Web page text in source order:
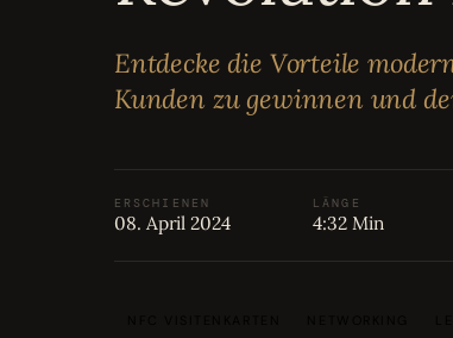
Entdecke die Vorteile
Kunden zu gewinnen und
ERSCHIENEN
08. April 2024
LÄNGE
4:32 Min